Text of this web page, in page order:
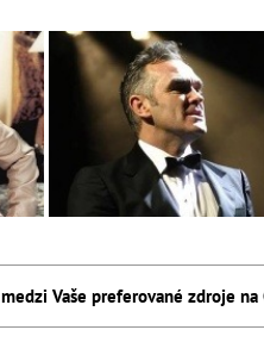
medzi Vaše preferované zdroje na